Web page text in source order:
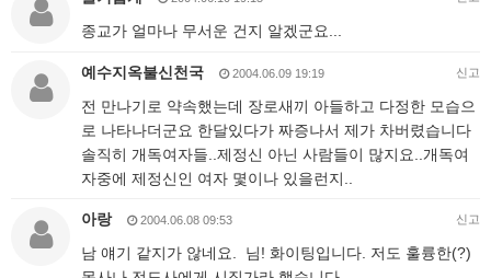
종교가 얼마나 무서운 건지 알겠군요...
예수지옥불신천국 2004.06.09 19:19 신고
전 만나기로 약속했는데 장로새끼 아들하고 다정한 모습으
로 나타나더군요 한달있다가 짜증나서 제가 차버렸습니다
솔직히 개독여자들..제정신 아닌 사람들이 많지요..개독여
자중에 제정신인 여자 몇이나 있을런지..
아랑 2004.06.08 09:53 신고
남 얘기 같지가 않네요. 님! 화이팅입니다. 저도 훌륭한(?)